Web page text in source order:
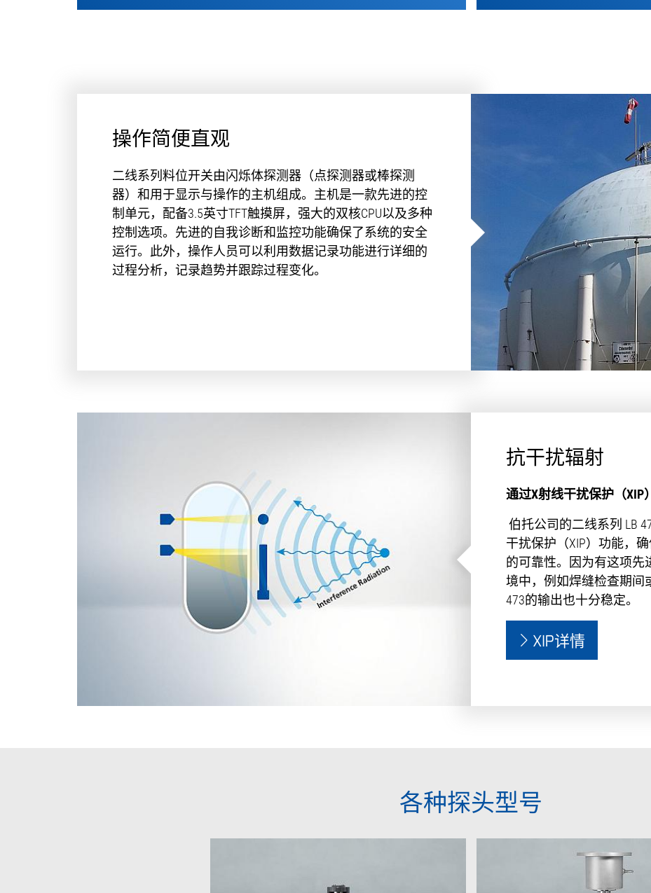
操作简便直观
二线系列料位开关由闪烁体探测器（点探测器或棒探测
器）和用于显示与操作的主机组成。主机是一款先进的控
制单元，配备3.5英寸TFT触摸屏，强大的双核CPU以及多种
控制选项。先进的自我诊断和监控功能确保了系统的安全
运行。此外，操作人员可以利用数据记录功能进行详细的
过程分析，记录趋势并跟踪过程变化。
抗干扰辐射
通过X射线干扰保护（XIP
伯托公司的二线系列 LB
干扰保护（XIP）功能，
的可靠性。因为有这项先
境中，例如焊缝检查期间
473的输出也十分稳定。
XIP详情
各种探头型号